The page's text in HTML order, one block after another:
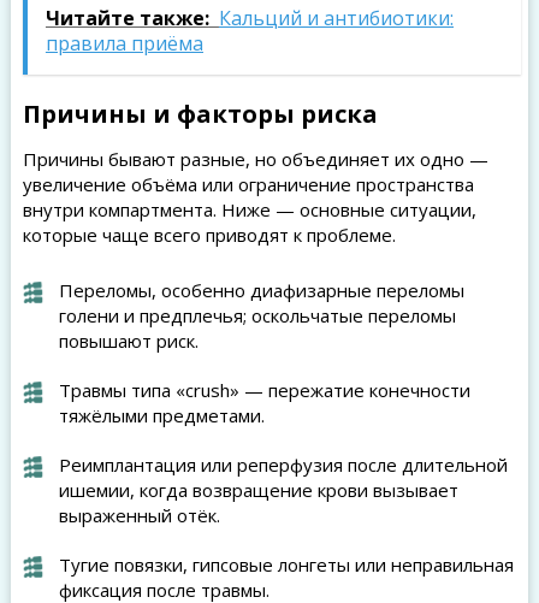
Читайте также: Кальций и антибиотики:
правила приёма
Причины и факторы риска
Причины бывают разные, но объединяет их одно —
увеличение объёма или ограничение пространства
внутри компартмента. Ниже — основные ситуации,
которые чаще всего приводят к проблеме.
Переломы, особенно диафизарные переломы
голени и предплечья; оскольчатые переломы
повышают риск.
Травмы типа «crush» — пережатие конечности
тяжёлыми предметами.
Реимплантация или реперфузия после длительной
ишемии, когда возвращение крови вызывает
выраженный отёк.
Тугие повязки, гипсовые лонгеты или неправильная
фиксация после травмы.